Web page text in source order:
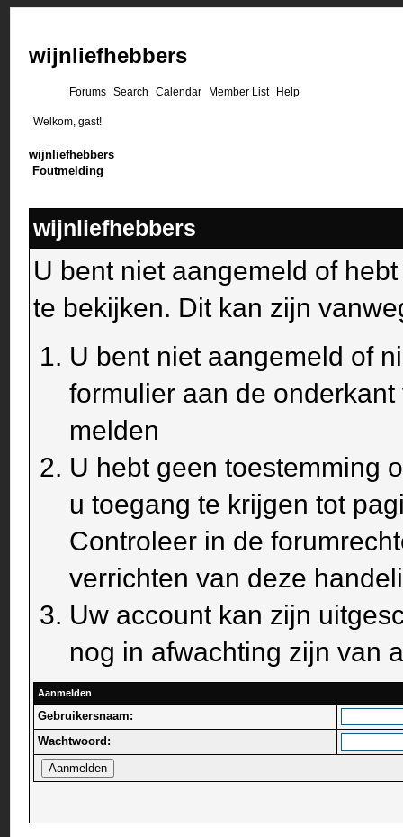
wijnliefhebbers
Forums Search Calendar Member List Help
Welkom, gast!
wijnliefhebbers
Foutmelding
wijnliefhebbers
U bent niet aangemeld of
te bekijken. Dit kan zijn
U bent niet aangemeld of
formulier aan de
melden
U hebt geen toestemming
u toegang te krijgen tot
Controleer in de
verrichten van deze
Uw account kan zijn
nog in afwachting zijn van
Aanmelden
Gebruikersnaam:
Wachtwoord: